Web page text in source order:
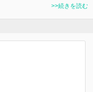
>>続きを読む